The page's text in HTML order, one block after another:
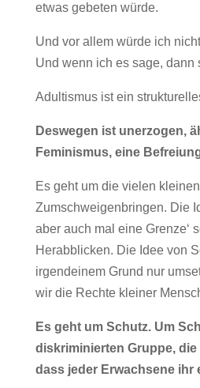
etwas gebeten würde.
Und vor allem würde ich
Und wenn ich es sage, dann
Adultismus ist ein
Deswegen ist unerzogen,
Feminismus, eine
Es geht um die vielen
Zumschweigenbringen. Die
aber auch mal eine Grenze‘
Herabblicken. Die Idee von
irgendeinem Grund nur
wir die Rechte kleiner
Es geht um Schutz. Um
diskriminierten Gruppe,
dass jeder Erwachsene ihr